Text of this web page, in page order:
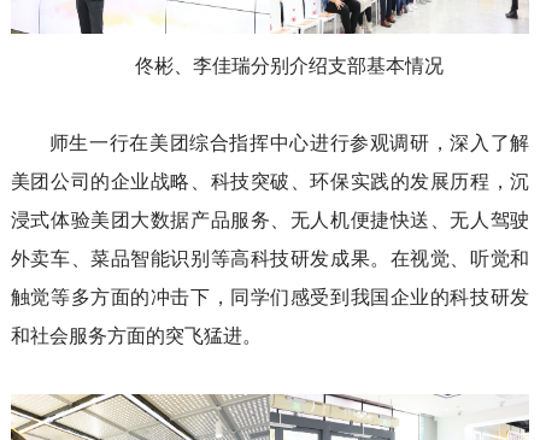
佟彬 李佳瑞分别 介绍支部基本情况
师生一行在美团综合指挥中心进行参观调研 ，深入了解
美团公司的企业战略、科技突破 、环保实践的发展历程 ，沉
浸式体验美团大数据产品服务 、无人机便捷快送
、无人驾驶
外卖车 、菜品智能识别等高科技研发成果。 在视觉、听觉和
触觉等多方面的冲击下 ，同学们感受到我国企业的科技研发
和社会服务方面的突飞猛进。